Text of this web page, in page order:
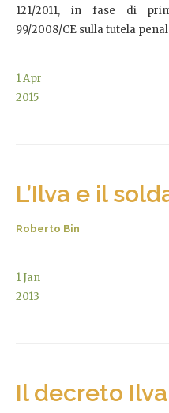
121/2011, in fase di
99/2008/CE sulla tutela
1Apr
2015
L’Ilva e il
Roberto Bin
1Jan
2013
Il decreto